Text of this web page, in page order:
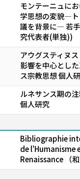
モンテーニュに
学思想の変貌―
議を背景に― 若
究代表者(単独))
アウグスティヌ
影響を中心とし
ス宗教思想 個人
ルネサンス期の
個人研究
Bibliographie
de l'Humanisme
Renaissance （和